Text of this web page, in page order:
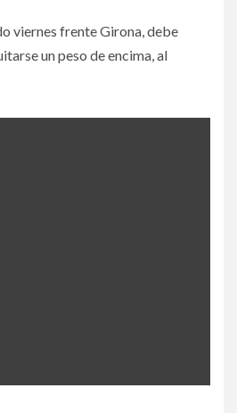
viernes frente Girona, debe
un peso de encima, al